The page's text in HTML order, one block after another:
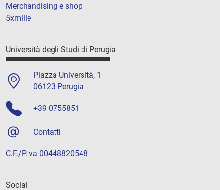
Merchandising e shop
5xmille
Università degli Studi di Perugia
Piazza Università, 1
06123 Perugia
+39 0755851
Contatti
C.F./P.Iva 00448820548
Social